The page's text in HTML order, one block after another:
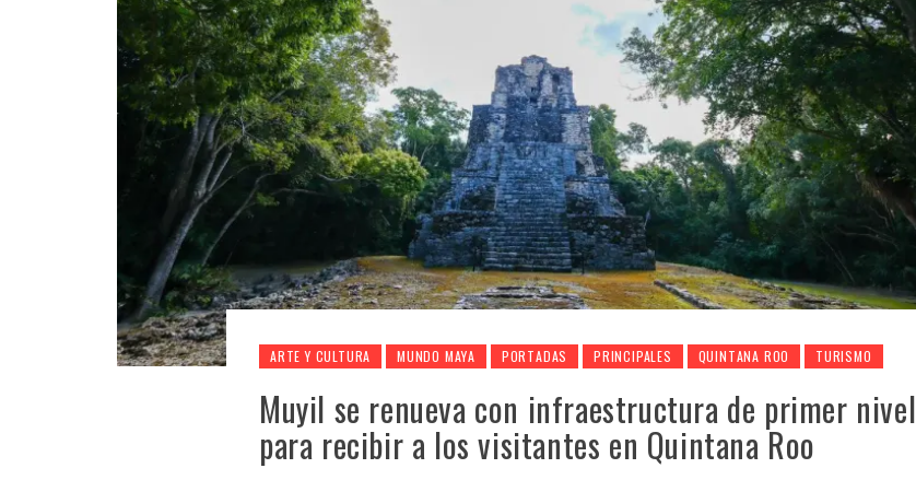
ARTE Y CULTURA MUNDO MAYA PORTADAS PRINCIPALES QUINTANA ROO TURISMO
Muyil se renueva con infraestructura de primer nivel
para recibir a los visitantes en Quintana Roo